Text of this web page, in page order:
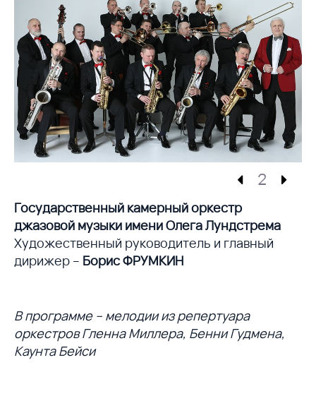
2
Государственный камерный оркестр
джазовой музыки имени Олега Лундстрема
Художественный руководитель и главный
дирижер – Борис ФРУМКИН
В программе – мелодии из репертуара
оркестров Гленна Миллера, Бенни Гудмена,
Каунта Бейси